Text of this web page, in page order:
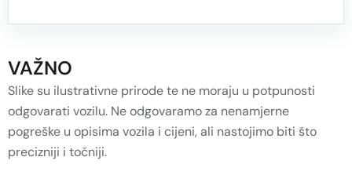
VAŽNO
Slike su ilustrativne prirode te ne moraju u potpunosti
odgovarati vozilu. Ne odgovaramo za nenamjerne
pogreške u opisima vozila i cijeni, ali nastojimo biti što
precizniji i točniji.